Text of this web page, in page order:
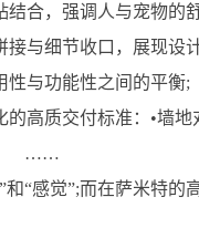
合，强调人与宠物的
与细节收口，展现设
性与功能性之间的平衡;
高质交付标准：•墙
达 ……
“感觉”;而在萨米特